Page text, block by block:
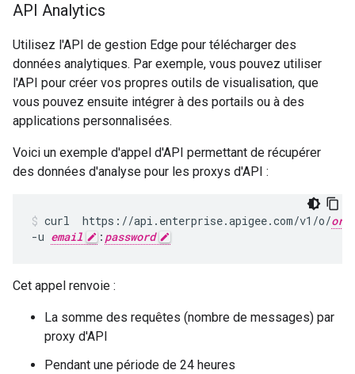
API Analytics
Utilisez l'API de gestion Edge pour télécharger des
données analytiques. Par exemple, vous pouvez utiliser
l'API pour créer vos propres outils de visualisation, que
vous pouvez ensuite intégrer à des portails ou à des
applications personnalisées.
Voici un exemple d'appel d'API permettant de récupérer
des données d'analyse pour les proxys d'API :
curl  https://api.enterprise.apigee.com/v1/o/
-u email : password
Cet appel renvoie :
La somme des requêtes (nombre de messages) par
proxy d'API
Pendant une période de 24 heures